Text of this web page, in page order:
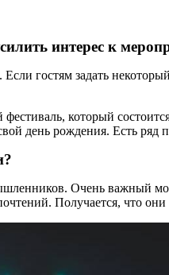
интерес к
гостям задать
который
день рождения. Есть ряд
Очень важный
Получается, что